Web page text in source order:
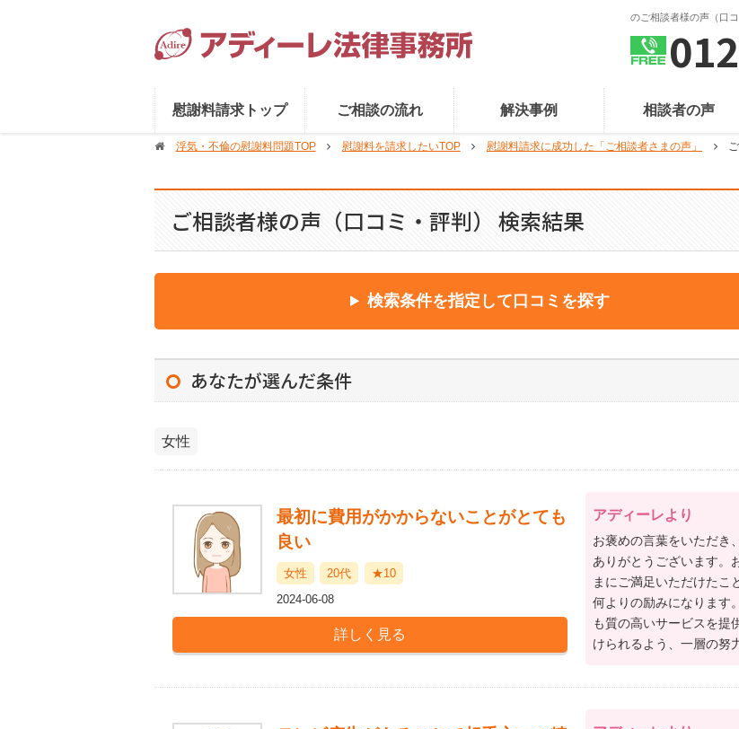
のご相談者様の声（口コ
慰謝料請求トップ ご相談の流れ 解決事例 相談者の声
浮気・不倫の慰謝料問題TOP 慰謝料を請求したいTOP 慰謝料請求に成功した「ご相談者さまの声」
ご相談者様の声（口コミ・評判） 検索結果
検索条件を指定して口コミを探す
あなたが選んだ条件
女性
最初に費用がかからないことがとても
良い
女性 20代
★10
2024-06-08
アディーレより
お褒めの言葉をいただき
ありがとうございます。
まにご満足いただけたこ
何よりの励みになります
も質の高いサービスを提
けられるよう、一層の努
りごとがあればお気軽に